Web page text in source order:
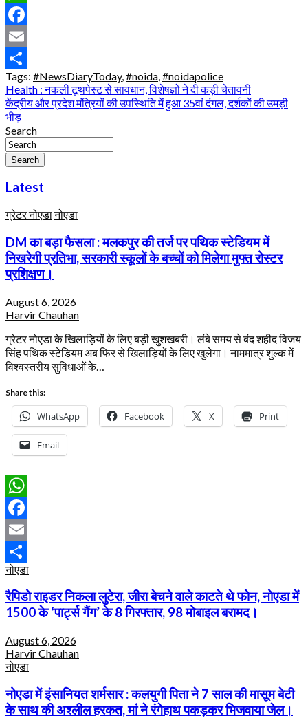
WhatsApp
Facebook
Email
Share
Tags: #NewsDiaryToday, #noida #noidapolice
Post
navigation
Health : नकली टूथपेस्ट से सावधान, विशेषज्ञों ने दी कड़ी चेतावनी
केंद्रीय और प्रदेश मंत्रियों की उपस्थिति में हुआ 35वां दंगल, दर्शकों की उमड़ी
भीड़
Search
Search
Latest
ग्रेटर नोएडानोएडा
DM का बड़ा फैसला : मलकपुर की तर्ज पर पथिक स्टेडियम में
निखरेगी प्रतिभा, सरकारी स्कूलों के बच्चों को मिलेगा मुफ्त रोस्टर
प्रशिक्षण।
August 6, 2026
Harvir Chauhan
ग्रेटर नोएडा के खिलाड़ियों के लिए बड़ी खुशखबरी। लंबे समय से बंद शहीद विजय
सिंह पथिक स्टेडियम अब फिर से खिलाड़ियों के लिए खुलेगा। नाममात्र शुल्क में
विश्वस्तरीय सुविधाओं के…
Share this:
WhatsApp Facebook X Print
Email
WhatsApp
Facebook
Email
Share
नोएडा
रैपिडो राइडर निकला लुटेरा, जीरा बेचने वाले काटते थे फोन, नोएडा में
1500 के ‘पार्ट्स गैंग’ के 8 गिरफ्तार, 98 मोबाइल बरामद।
August 6, 2026
Harvir Chauhan
नोएडा
नोएडा में इंसानियत शर्मसार : कलयुगी पिता ने 7 साल की मासूम बेटी
के साथ की अश्लील हरकत, मां ने रंगेहाथ पकड़कर भिजवाया जेल।